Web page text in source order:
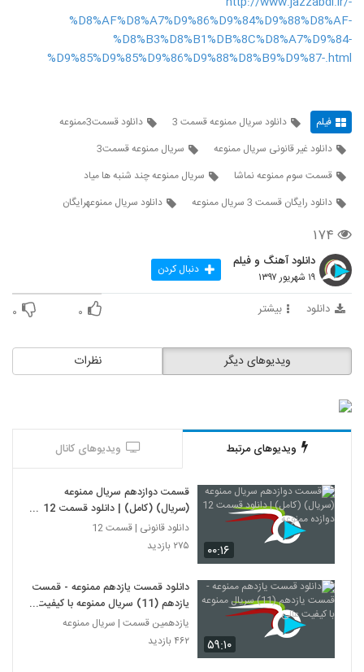
%D8%AF%D8%A7%D9%86%D9%84%D9%88%D8%AF-
%D8%B3%D8%B1%DB%8C%D8%A7%D9%84-
%D9%85%D9%85%D9%86%D9%88%D8%B9%D9%87-.html
فیلم دانلود سریال ممنوعه قسمت 3
دانلود قسمت3ممنوعه
دانلود غیر قانونی سریال ممنوعه
سريال ممنوعه قسمت3
قسمت سوم ممنوعه نماشا
سریال ممنوعه چند شنبه ها میاد
دانلود رایگان قسمت 3 سریال ممنوعه
دانلود سریال ممنوعهرایگان
۱۷۴
دانلود آهنگ و فیلم
۱۹ شهریور ۱۳۹۷ دنبال کردن
دانلود بیشتر ۰ ۰
نظرات ویدیوهای دیگر
ویدیوهای مرتبط ویدیوهای کانال
۰۰:۱۶
قسمت دوازدهم سریال ممنوعه
(سریال) (کامل) | دانلود قسمت 12
دوازده ممنوعه
دانلود قانونی | قسمت 12
۲۷۵ بازدید
۵۹:۱۰
دانلود قمست یازدهم ممنوعه - قمست
یازدهم (11) سریال ممنوعه با کیفیت
عالی
یازدهمین قسمت | سریال ممنوعه
۴۶۲ بازدید